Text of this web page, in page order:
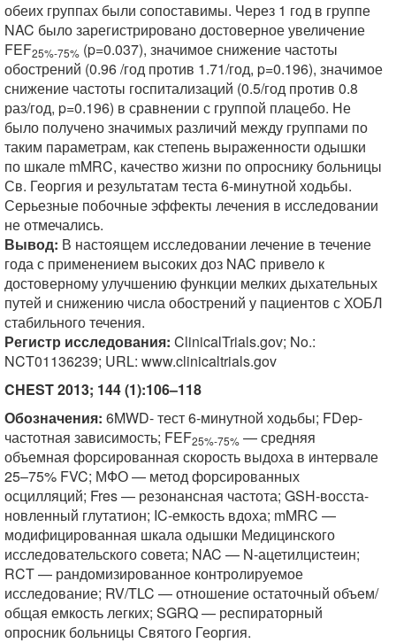
обеих группах были сопоставимы. Через 1 год в группе
NAC было зарегистрировано достоверное увеличение
FEF25%-75% (p=0.037), значимое снижение частоты
обострений (0.96 /год против 1.71/год, p=0.196), значимое
снижение частоты госпитализаций (0.5/год против 0.8
раз/год, p=0.196) в сравнении с группой плацебо. Не
было получено значимых различий между группами по
таким параметрам, как степень выраженности одышки
по шкале mMRC, качество жизни по опроснику больницы
Св. Георгия и результатам теста 6-минутной ходьбы.
Серьезные побочные эффекты лечения в исследовании
не отмечались.
Вывод: В настоящем исследовании лечение в течение
года с применением высоких доз NAC привело к
достоверному улучшению функции мелких дыхательных
путей и снижению числа обострений у пациентов с ХОБЛ
стабильного течения.
Регистр исследования: ClinicalTrials.gov; No.:
NCT01136239; URL: www.clinicaltrials.gov
CHEST 2013; 144 (1):106–118
Обозначения: 6MWD- тест 6-минутной ходьбы; FDep-
частотная зависимость; FEF25%-75% — средняя
объемная форсированная скорость выдоха в интервале
25–75% FVC; МФО — метод форсированных
осцилляций; Fres — резонансная частота; GSH-восста-
новленный глутатион; IC-емкость вдоха; mMRC —
модифицированная шкала одышки Медицинского
исследовательского совета; NAC — N-ацетилцистеин;
RCT — рандомизированное контролируемое
исследование; RV/TLC — отношение остаточный объем/
общая емкость легких; SGRQ — респираторный
опросник больницы Святого Георгия.